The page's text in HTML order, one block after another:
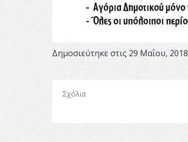
Δημοσιεύτηκε στις 29 Μαΐου, 2018
Σχόλια